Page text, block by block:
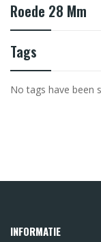
Roede 28 Mm
Tags
No tags have been
INFORMATIE